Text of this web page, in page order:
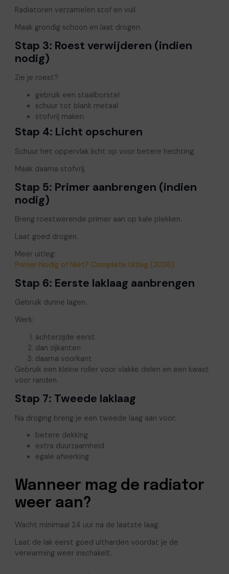
Radiatoren verzamelen stof en vuil.
Maak grondig schoon en laat drogen.
Stap 3: Roest verwijderen (indien
nodig)
Zie je roest?
gebruik een staalborstel
schuur tot blank metaal
stofvrij maken
Stap 4: Licht opschuren
Schuur het oppervlak licht op voor betere hechting.
Maak daarna stofvrij.
Stap 5: Primer aanbrengen (indien
nodig)
Breng roestwerende primer aan op kale plekken.
Laat goed drogen.
Meer uitleg:
Primer Nodig of Niet? Complete Uitleg (2026)
Stap 6: Eerste laklaag aanbrengen
Gebruik dunne lagen.
Werk:
achterzijde eerst
dan zijkanten
daarna voorkant
Gebruik een kleine roller voor vlakke delen en een kwast
voor randen.
Stap 7: Tweede laklaag
Na droging breng je een tweede laag aan voor:
betere dekking
extra duurzaamheid
egale afwerking
Wanneer mag de radiator
weer aan?
Wacht minimaal 24 uur na de laatste laag.
Laat de lak eerst goed uitharden voordat je de
verwarming weer inschakelt.